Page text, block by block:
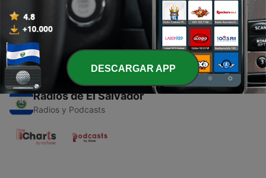
Fábula de Esopo. El León y el ratón agradecido.
01 oct. 2020
Radios de El Salvador
Radios y Podcasts
DESCARGAR APP